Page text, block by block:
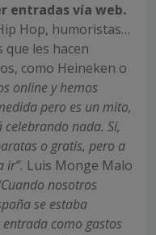
entradas vía web.
Hop, humoristas…
que les hacen
como Heineken o
online y hemos
pero es un mito,
nada. Sí,
o gratis, pero a
ir”. Luis Monge Malo
nosotros
se estaba
como gastos